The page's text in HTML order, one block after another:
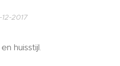
2017
huisstijl.